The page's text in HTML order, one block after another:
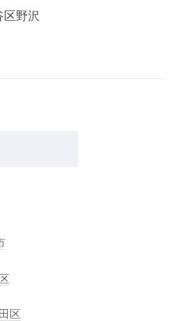
区野沢
区